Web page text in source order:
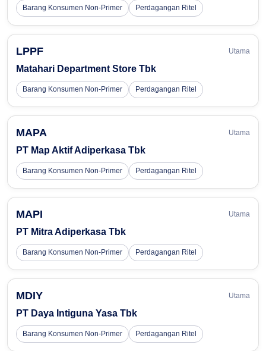
Barang Konsumen Non-Primer Perdagangan Ritel
LPPF Utama
Matahari Department Store Tbk
Barang Konsumen Non-Primer Perdagangan Ritel
MAPA Utama
PT Map Aktif Adiperkasa Tbk
Barang Konsumen Non-Primer Perdagangan Ritel
MAPI Utama
PT Mitra Adiperkasa Tbk
Barang Konsumen Non-Primer Perdagangan Ritel
MDIY Utama
PT Daya Intiguna Yasa Tbk
Barang Konsumen Non-Primer Perdagangan Ritel